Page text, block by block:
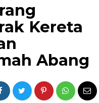
Kereta
Abang